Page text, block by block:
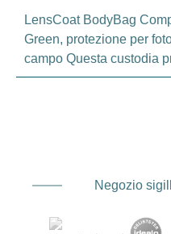
LensCoat BodyBag
Green, protezione per
campo Questa custodia